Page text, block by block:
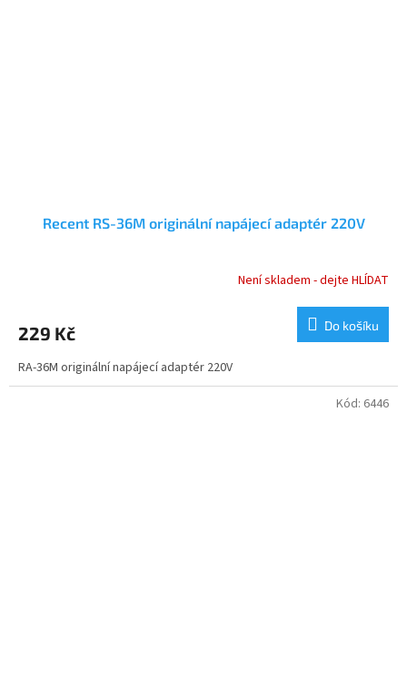
Recent RS-36M originální napájecí adaptér 220V
Není skladem - dejte HLÍDAT
229 Kč Do košíku
RA-36M originální napájecí adaptér 220V
Kód: 6446